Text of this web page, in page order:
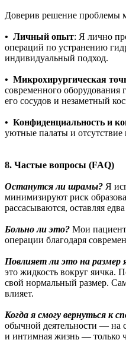
Доверив решение проблемы
• Личный опыт: Я лично
операций по устранению
индивидуальный подход.
• Микрохирургическая
современного оборудования
его сосудов и незаметный
• Конфиденциальность и
уютные палаты и отсутствие
8. Частые вопросы (FAQ)
Останутся ли шрамы? Я
минимизируют риск
рассасываются, оставляя
Больно ли это? Мои
операции благодаря
Повлияет ли это на размер
это жидкость вокруг яичка.
свой нормальный размер.
влияет.
Когда я смогу вернуться к
обычной деятельности — на
и интимная жизнь — только